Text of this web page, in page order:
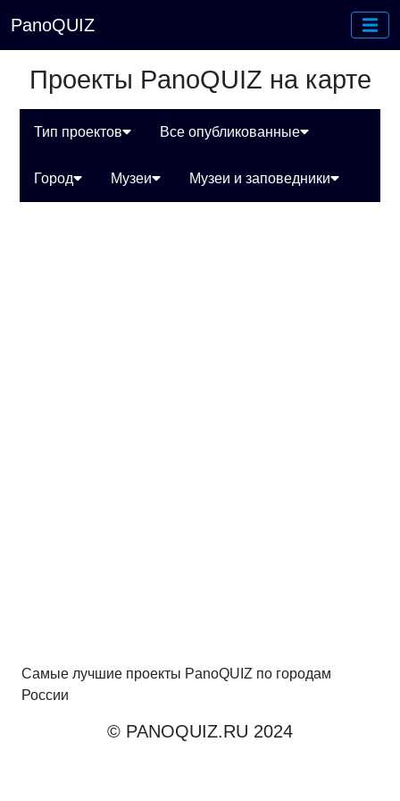
PanoQUIZ
Проекты PanoQUIZ на карте
Тип проектов Все опубликованные
Город Музеи Музеи и заповедники
Самые лучшие проекты PanoQUIZ по городам
России
© PANOQUIZ.RU 2024